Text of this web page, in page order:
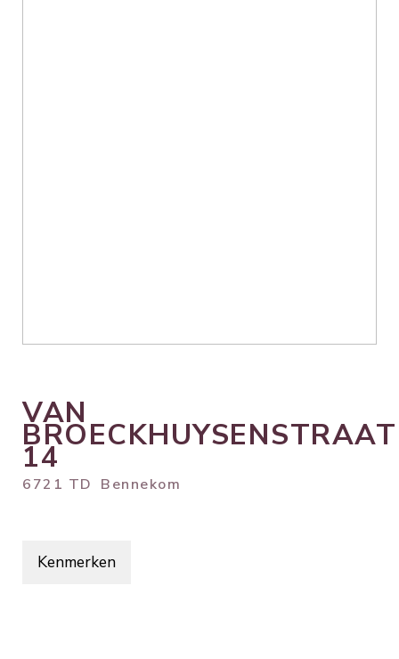
VAN
BROECKHUYSENSTRAAT
14
6721 TD Bennekom
Kenmerken